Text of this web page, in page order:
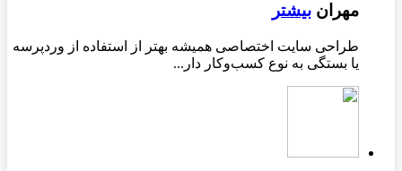
مهران بیشتر
طراحی سایت اختصاصی همیشه بهتر از استفاده از وردپرسه
یا بستگی به نوع کسب‌وکار دار...